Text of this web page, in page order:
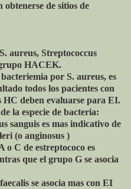
de sitios de
aureus, Streptococcus
HACEK.
por S. aureus, es
todos los pacientes con
HC deben evaluarse para EI.
la especie de bacteria:
sanguis es mas indicativo de
(o anginosus )
o C de estreptococo es
que el grupo G se asocia
se asocia mas con EI